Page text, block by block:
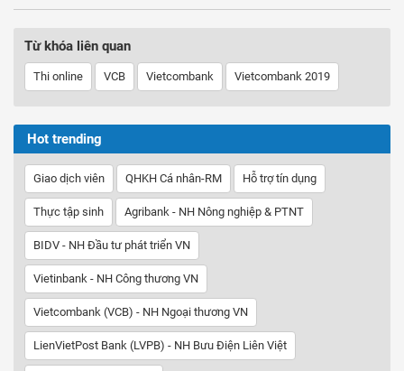
Từ khóa liên quan
Thi online VCB Vietcombank Vietcombank 2019
Hot trending
Giao dịch viên QHKH Cá nhân-RM Hỗ trợ tín dụng
Thực tập sinh Agribank - NH Nông nghiệp & PTNT
BIDV - NH Đầu tư phát triển VN
Vietinbank - NH Công thương VN
Vietcombank (VCB) - NH Ngoại thương VN
LienVietPost Bank (LVPB) - NH Bưu Điện Liên Việt